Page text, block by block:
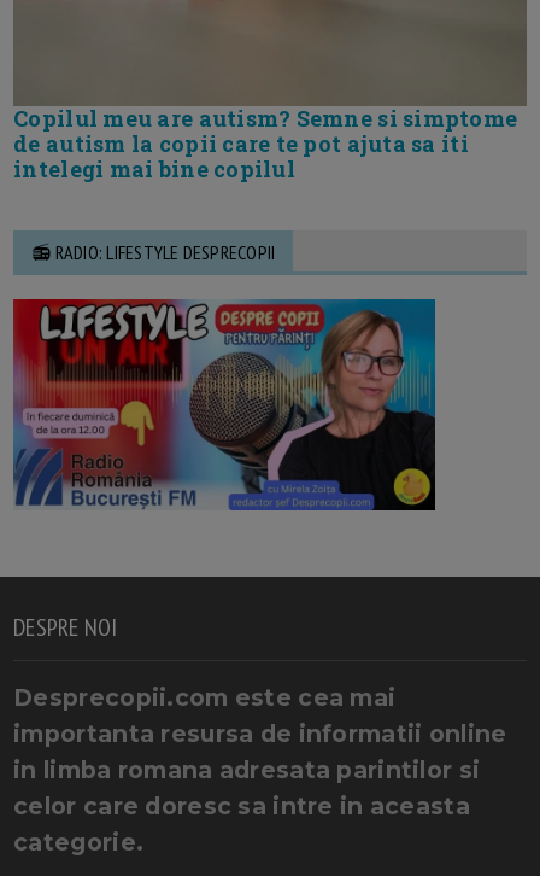
Copilul meu are autism? Semne si simptome
de autism la copii care te pot ajuta sa iti
intelegi mai bine copilul
📻 RADIO: LIFESTYLE DESPRECOPII
DESPRE NOI
Desprecopii.com este cea mai
importanta resursa de informatii online
in limba romana adresata parintilor si
celor care doresc sa intre in aceasta
categorie.